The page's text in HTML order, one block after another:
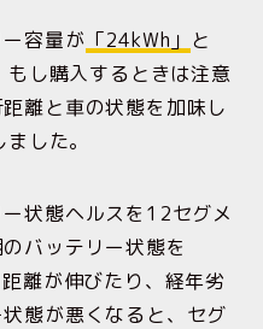
容量が 「24kWh」 と
し購入するときは注意
離と車の状態を加味し
した。
状態ヘルスを12セグメ
バッテリー状態を
離が伸びたり、経年劣
態が悪くなると、セグ